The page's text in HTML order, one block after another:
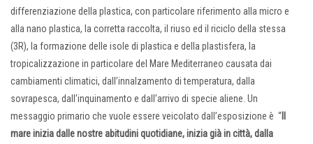
differenziazione della plastica, con particolare riferimento alla micro e
alla nano plastica, la corretta raccolta, il riuso ed il riciclo della stessa
(3R), la formazione delle isole di plastica e della plastisfera, la
tropicalizzazione in particolare del Mare Mediterraneo causata dai
cambiamenti climatici, dall’innalzamento di temperatura, dalla
sovrapesca, dall’inquinamento e dall’arrivo di specie aliene. Un
messaggio primario che vuole essere veicolato dall’esposizione è “
mare inizia dalle nostre abitudini quotidiane, inizia già in città, dalla